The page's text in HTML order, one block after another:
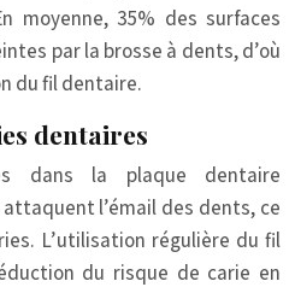
moyenne, 35% des surfaces
par la brosse à dents, d’où
du fil dentaire.
dentaires
dans la plaque dentaire
l’émail des dents, ce
L’utilisation régulière du fil
du risque de carie en